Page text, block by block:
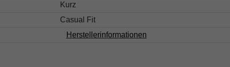
Kurz
Casual Fit
Herstellerinformationen